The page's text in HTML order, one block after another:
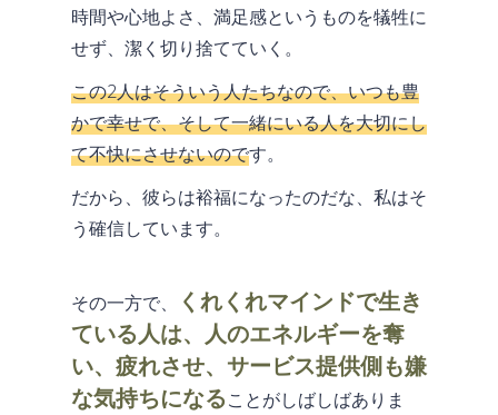
時間や心地よさ、満足感というものを犠牲に
せず、潔く切り捨てていく。
この2人はそういう人たちなので、いつも豊
かで幸せで、そして一緒にいる人を大切にし
て不快にさせないのです。
だから、彼らは裕福になったのだな、私はそ
う確信しています。
その一方で、
くれくれマインドで生き
ている人は、人のエネルギーを奪
い、疲れさせ、サービス提供側も嫌
な気持ちになることがしばしばありま